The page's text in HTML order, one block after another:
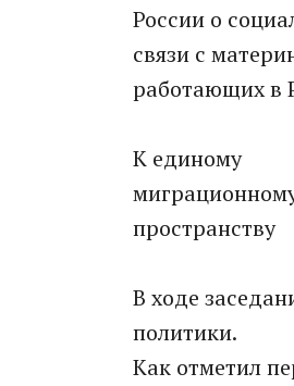
России о
связи с
работающих в
К единому
пространству
В ходе
политики.
Как отметил